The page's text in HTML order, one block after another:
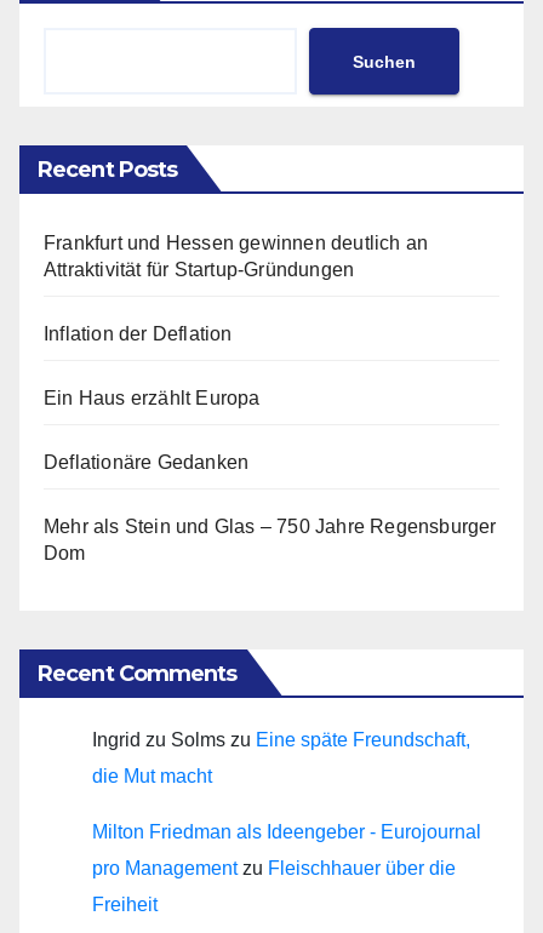
Suchen
Recent Posts
Frankfurt und Hessen gewinnen deutlich an
Attraktivität für Startup-Gründungen
Inflation der Deflation
Ein Haus erzählt Europa
Deflationäre Gedanken
Mehr als Stein und Glas – 750 Jahre Regensburger
Dom
Recent Comments
Ingrid zu Solms zu Eine späte Freundschaft,
die Mut macht
Milton Friedman als Ideengeber - Eurojournal
pro Managementzu Fleischhauer über die
Freiheit